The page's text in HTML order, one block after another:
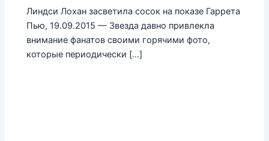
Линдси Лохан засветила сосок на показе Гаррета
Пью, 19.09.2015 — Звезда давно привлекла
внимание фанатов своими горячими фото,
которые периодически […]